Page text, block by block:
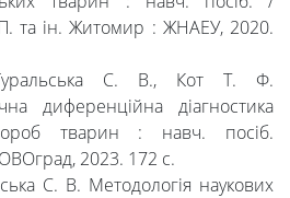
та ін. Житомир : ЖНАЕУ, 2020.
С. В., Кот Т. Ф.
диференційна діагностика
тварин : навч. посіб.
2023. 172 с.
С. В. Методологія наукових